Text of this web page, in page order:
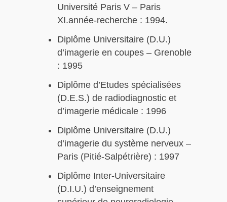
Université Paris V – Paris
XI.année-recherche : 1994.
Diplôme Universitaire (D.U.)
d’imagerie en coupes – Grenoble
: 1995
Diplôme d’Etudes spécialisées
(D.E.S.) de radiodiagnostic et
d’imagerie médicale : 1996
Diplôme Universitaire (D.U.)
d’imagerie du système nerveux –
Paris (Pitié-Salpétrière) : 1997
Diplôme Inter-Universitaire
(D.I.U.) d’enseignement